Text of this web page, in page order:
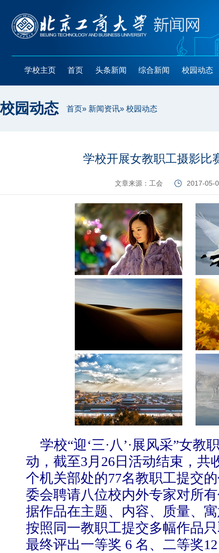
学校主页 首页 头条新闻 综合新闻 校园动态
校园动态 首页» 新闻资讯» 校园动态
学校开展女教职工摄影比
文章来源：工会 2017-05-
学校“迎‘三·八’·展风采”女教
动，截至3月 26日活动结束，共
个机关部处的77名教职工提交
委会聘请八位校内外专家对所
据作品在主题、内容、质量、
按照同一教职工提交多幅作品
最终评出一等奖 6 名、二等奖
【审核评估】新一轮本科教育教学审核评估工作